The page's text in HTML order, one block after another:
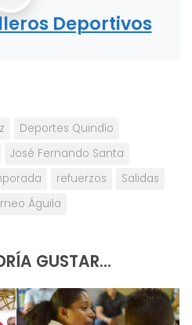
Deportivos
Deportes Quindío
José Fernando Santa
refuerzos
Salidas
Águila
GUSTAR...